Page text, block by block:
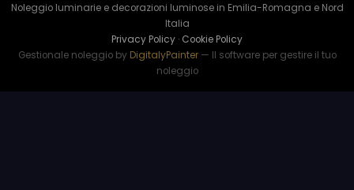
Noleggio luminarie e decorazioni luminose in Emilia-Romagna e Nord
Italia
Privacy Policy · Cookie Policy
Gestionale noleggio by DigitalyPainter— Il software per gestire il tuo
noleggio